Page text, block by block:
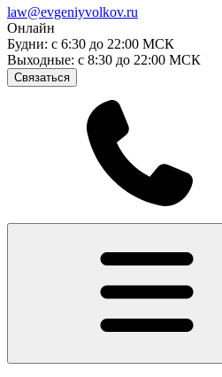
law@evgeniyvolkov.ru
Онлайн
Будни: с 6:30 до 22:00 МСК
Выходные: с 8:30 до 22:00 МСК
Связаться